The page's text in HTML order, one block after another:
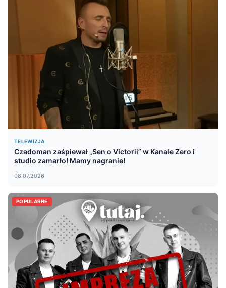
TELEWIZJA
Czadoman zaśpiewał „Sen o Victorii” w Kanale Zero i
studio zamarło! Mamy nagranie!
08.07.2026
POPULARNE